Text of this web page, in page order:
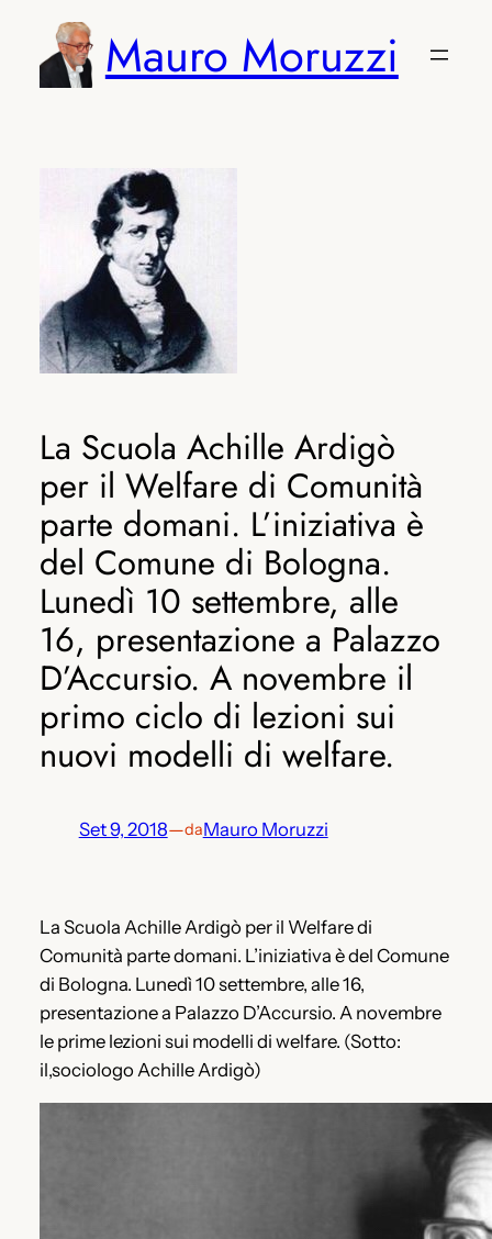
contenuto
Mauro Moruzzi
La Scuola Achille Ardigò
per il Welfare di Comunità
parte domani. L’iniziativa è
del Comune di Bologna.
Lunedì 10 settembre, alle
16, presentazione a Palazzo
D’Accursio. A novembre il
primo ciclo di lezioni sui
nuovi modelli di welfare.
Set 9, 2018—daMauro Moruzzi
La Scuola Achille Ardigò per il Welfare di
Comunità parte domani. L’iniziativa è del Comune
di Bologna. Lunedì 10 settembre, alle 16,
presentazione a Palazzo D’Accursio. A novembre
le prime lezioni sui modelli di welfare. (Sotto:
il,sociologo Achille Ardigò)